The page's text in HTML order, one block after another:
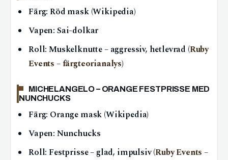
Färg: Röd mask (Wikipedia)
Vapen: Sai-dolkar
Roll: Muskelknutte – aggressiv, hetlevrad (Ruby
Events – färgteorianalys)
MICHELANGELO – ORANGE FESTPRISSE MED
NUNCHUCKS
Färg: Orange mask (Wikipedia)
Vapen: Nunchucks
Roll: Festprisse – glad, impulsiv (Ruby Events –